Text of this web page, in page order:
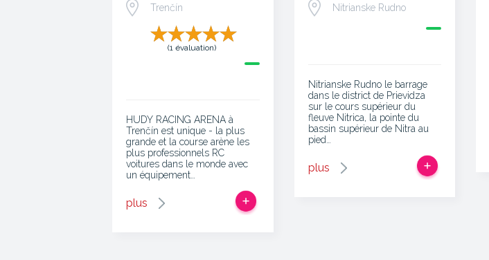
Trenčín
(1 évaluation)
HUDY RACING ARENA à
Trenčín est unique - la plus
grande et la course arène les
plus professionnels RC
voitures dans le monde avec
un équipement…
plus
Nitrianske Rudno
Nitrianske Rudno le barrage
dans le district de Prievidza
sur le cours supérieur du
fleuve Nitrica, la pointe du
bassin supérieur de Nitra au
pied…
plus